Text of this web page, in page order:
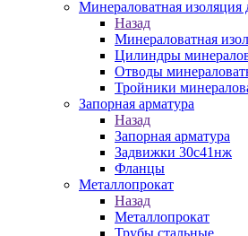
Минераловатная изоляция
Назад
Минераловатная
Цилиндры
Отводы
Тройники
Запорная арматура
Назад
Запорная арматура
Задвижки 30с41нж
Фланцы
Металлопрокат
Назад
Металлопрокат
Трубы стальные